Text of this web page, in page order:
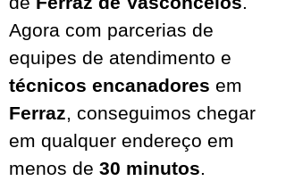
Agora com parcerias de
equipes de atendimento e
técnicos encanadores em
Ferraz, conseguimos chegar
em qualquer endereço em
menos de 30 minutos.